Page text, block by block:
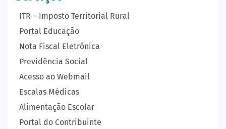
ITR – Imposto Territorial Rural
Portal Educação
Nota Fiscal Eletrônica
Previdência Social
Acesso ao Webmail
Escalas Médicas
Alimentação Escolar
Portal do Contribuinte